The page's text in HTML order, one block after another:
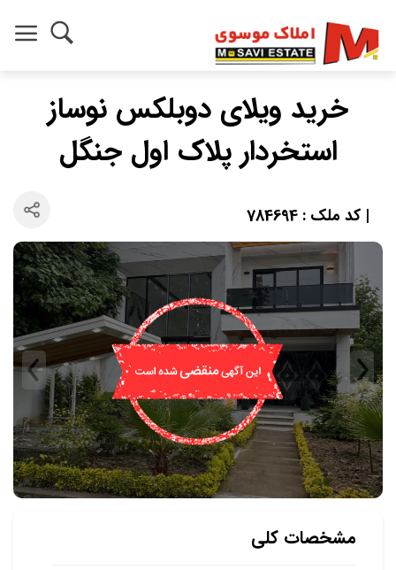
خرید ویلای دوبلکس نوساز
استخردار پلاک اول جنگل
| کد ملک : 784694
مشخصات کلی